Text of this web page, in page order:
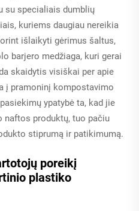
su specialiais dumblių
kuriems daugiau nereikia
išlaikyti gėrimus šaltus,
barjero medžiaga, kuri gerai
skaidytis visiškai per apie
į pramoninį kompostavimo
ypatybė ta, kad jie
naftos produktų, tuo pačiu
stiprumą ir patikimumą.
poreikį
plastiko